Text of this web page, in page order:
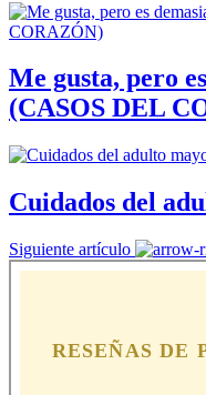
Me gusta, pero
(CASOS DEL
Cuidados del
Siguiente artículo